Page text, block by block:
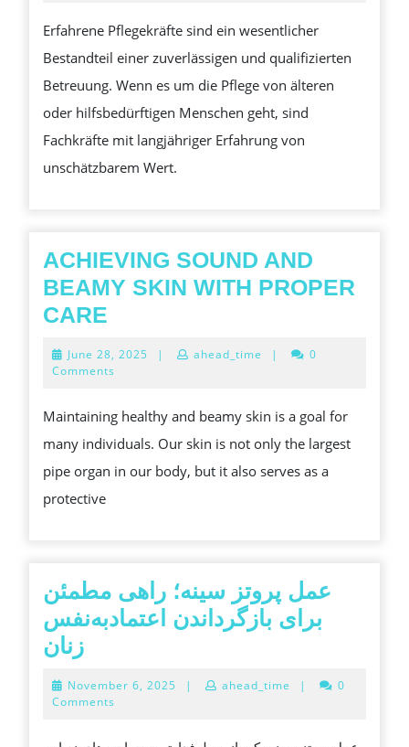
RECOVERY
AFTER
ACCIDENTS
BETREUUNG
Erfahrene Pflegekräfte sind ein wesentlicher
Bestandteil einer zuverlässigen und qualifizierten
Betreuung. Wenn es um die Pflege von älteren
oder hilfsbedürftigen Menschen geht, sind
Fachkräfte mit langjähriger Erfahrung von
unschätzbarem Wert.
ACHIEVING SOUND AND
BEAMY SKIN WITH PROPER
CARE
AND
SKIN
WITH
PROPER
June 28, 2025 June
| ahead_time |
0
Comments
Maintaining healthy and beamy skin is a goal for
many individuals. Our skin is not only the largest
pipe organ in our body, but it also serves as a
protective
عمل پروتز سینه؛ راهی مطمئن
برای بازگرداندن اعتمادبه‌نفس
زنانعمل
سینه؛
November 6, 2025 November
| ahead_time |
0
Comments